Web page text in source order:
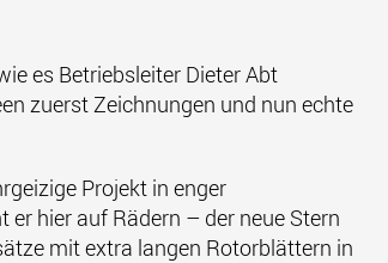
es Betriebsleiter Dieter Abt
zuerst Zeichnungen und nun echte
Projekt in enger
hier auf Rädern – der neue Stern
mit extra langen Rotorblättern in